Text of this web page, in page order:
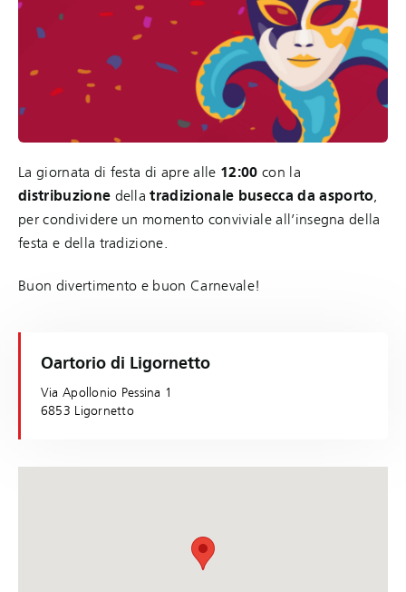
La giornata di festa di apre alle 12:00 con la
distribuzione dellatradizionale busecca da asporto,
per condividere un momento conviviale all’insegna della
festa e della tradizione.
Buon divertimento e buon Carnevale!
Oartorio di Ligornetto
Via Apollonio Pessina 1
6853 Ligornetto